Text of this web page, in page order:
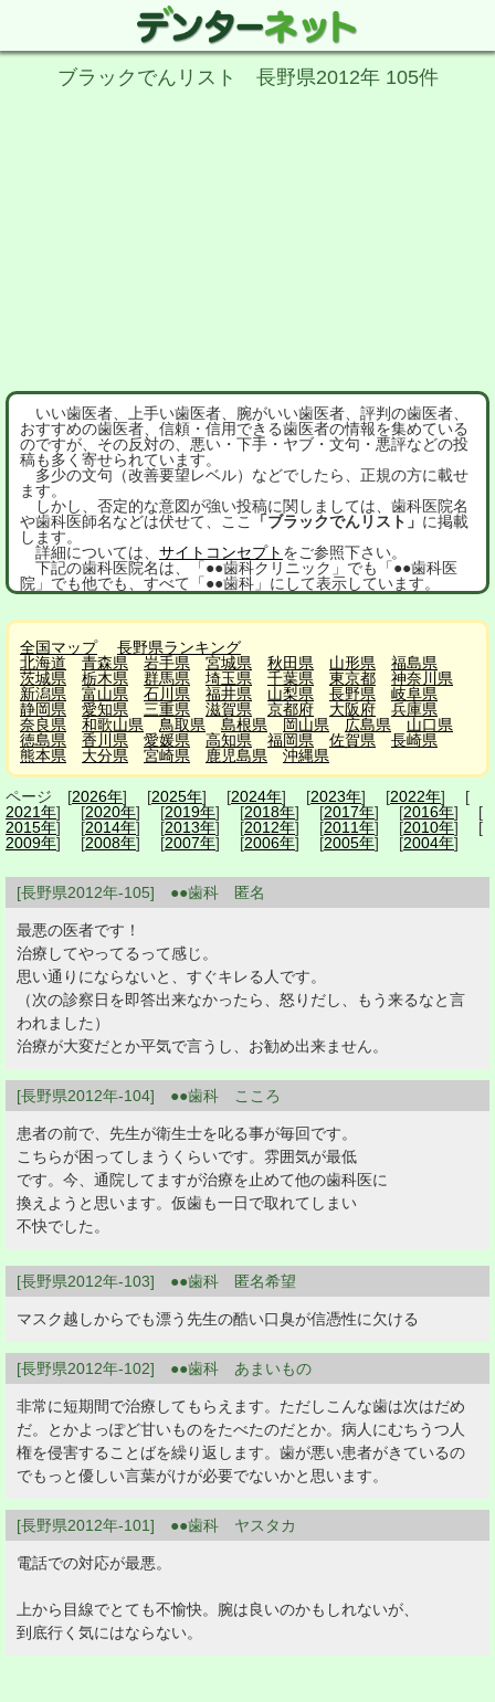
ブラックでんリスト 長野県2012年 105件
いい歯医者、上手い歯医者、腕がいい歯医者、評判の歯医者、
おすすめの歯医者、信頼・信用できる歯医者の情報を集めている
のですが、その反対の、悪い・下手・ヤブ・文句・悪評などの投
稿も多く寄せられています。
多少の文句（改善要望レベル）などでしたら、正規の方に載せ
ます。
しかし、否定的な意図が強い投稿に関しましては、歯科医院名
や歯科医師名などは伏せて、ここ
「ブラックでんリスト」 に掲載
します。
詳細については、 サイトコンセプト をご参照下さい。
下記の歯科医院名は、「●●歯科クリニック」でも「●●歯科医
院」でも他でも、すべて「●●歯科」にして表示しています。
全国マップ
長野県ランキング
北海道
青森県 岩手県 宮城県 秋田県 山形県
福島県
茨城県
栃木県 群馬県 埼玉県 千葉県 東京都
神奈川県
新潟県
富山県 石川県 福井県 山梨県 長野県
岐阜県
静岡県
愛知県 三重県 滋賀県 京都府 大阪府
兵庫県
奈良県
和歌山県 鳥取県 島根県 岡山県 広島県
山口県
徳島県
香川県 愛媛県 高知県 福岡県 佐賀県
長崎県
熊本県
大分県 宮崎県 鹿児島県 沖縄県
ページ [2026年] [2025年] [2024年] [2023年] [2022年] [
2021年] [2020年] [2019年] [2018年] [2017年] [2016年] [
2015年] [2014年] [2013年] [2012年] [2011年] [2010年] [
2009年] [2008年] [2007年] [2006年] [2005年] [2004年]
[長野県2012年-105] ●●歯科 匿名
最悪の医者です！
治療してやってるって感じ。
思い通りにならないと、すぐキレる人です。
（次の診察日を即答出来なかったら、怒りだし、もう来るなと言
われました）
治療が大変だとか平気で言うし、お勧め出来ません。
[長野県2012年-104] ●●歯科 こころ
患者の前で、先生が衛生士を叱る事が毎回です。
こちらが困ってしまうくらいです。雰囲気が最低
です。今、通院してますが治療を止めて他の歯科医に
換えようと思います。仮歯も一日で取れてしまい
不快でした。
[長野県2012年-103] ●●歯科 匿名希望
マスク越しからでも漂う先生の酷い口臭が信憑性に欠ける
[長野県2012年-102] ●●歯科 あまいもの
非常に短期間で治療してもらえます。ただしこんな歯は次はだめ
だ。とかよっぽど甘いものをたべたのだとか。病人にむちうつ人
権を侵害することばを繰り返します。歯が悪い患者がきているの
でもっと優しい言葉がけが必要でないかと思います。
[長野県2012年-101] ●●歯科 ヤスタカ
電話での対応が最悪。
上から目線でとても不愉快。腕は良いのかもしれないが、
到底行く気にはならない。